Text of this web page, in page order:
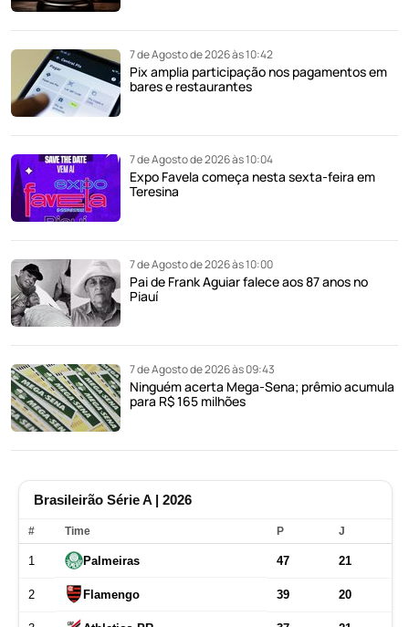
7 de Agosto de 2026 às 10:42
Pix amplia participação nos pagamentos em
bares e restaurantes
7 de Agosto de 2026 às 10:04
Expo Favela começa nesta sexta-feira em
Teresina
7 de Agosto de 2026 às 10:00
Pai de Frank Aguiar falece aos 87 anos no
Piauí
7 de Agosto de 2026 às 09:43
Ninguém acerta Mega-Sena; prêmio acumula
para R$ 165 milhões